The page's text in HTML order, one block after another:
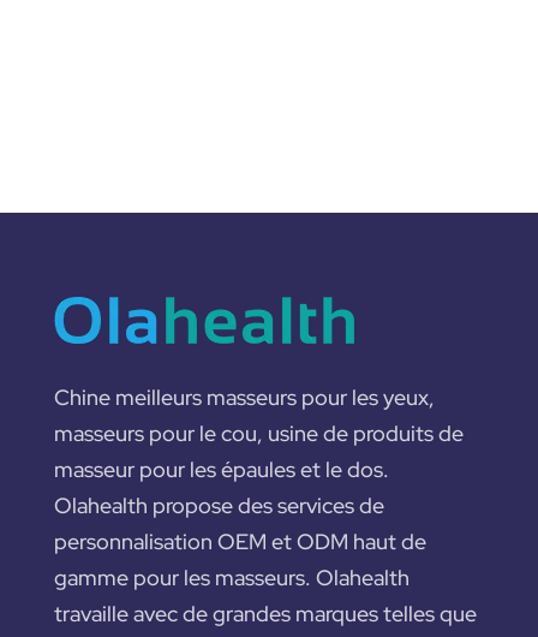
Chine meilleurs masseurs pour les yeux,
masseurs pour le cou, usine de produits de
masseur pour les épaules et le dos.
Olahealth propose des services de
personnalisation OEM et ODM haut de
gamme pour les masseurs. Olahealth
travaille avec de grandes marques telles que